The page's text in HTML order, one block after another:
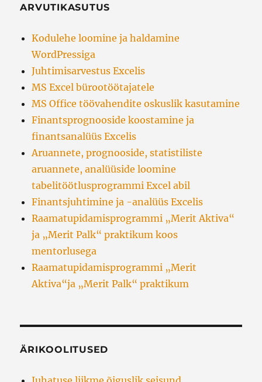
ARVUTIKASUTUS
Kodulehe loomine ja haldamine
WordPressiga
Juhtimisarvestus Excelis
MS Excel bürootöötajatele
MS Office töövahendite oskuslik kasutamine
Finantsprognooside koostamine ja
finantsanalüüs Excelis
Aruannete, prognooside, statistiliste
aruannete, analüüside loomine
tabelitöötlusprogrammi Excel abil
Finantsjuhtimine ja -analüüs Excelis
Raamatupidamisprogrammi „Merit Aktiva“
ja „Merit Palk“ praktikum koos
mentorlusega
Raamatupidamisprogrammi „Merit
Aktiva“ja „Merit Palk“ praktikum
ÄRIKOOLITUSED